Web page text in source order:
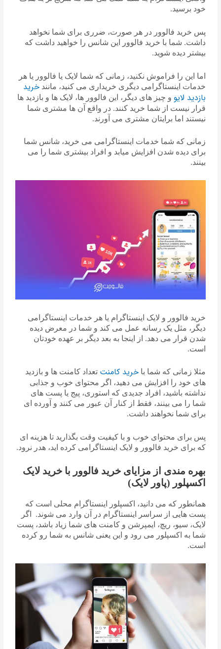
خود برسید.
پس خرید فالوور در هر صورت، ضرری برای شما نخواهد
داشت. شما با خرید فالوور این شانس را خواهید داشت که
بیشتر دیده شوید.
اما این را فراموش نکنید، زمانی که شما لایک یا فالوور یا هر
خدمات اینستاگرامی دیگری خریداری می کنید، مانندخرید
بازدید لایو و چیز های دیگر، این فالوور ها، لایک ها و بازدید ها
قرار نیست از شما خرید کنند. در واقع آن ها مشتری شما
نیستند اما برایتان مشتری می آورند.
زمانی که شما خدمات اینستاگرامی می خرید، شانس شما
برای دیده شدن افزایش میابد و افراد بیشتری شما را می
بینند.
خرید فالوور و لایک اینستاگرام یا هر خدمات اینستاگرامی
دیگر، مثل یک رسانه عمل می کند و شما در معرض دیده
شدن قرار می دهد. از اینجا به بعد دیگر بر عهده خودتان
است.
مثلا زمانی که شما باخرید کامنت تعداد کامنت ها و بازدید
های خود را افزایش می دهید، اگر محتوای خوب و جذابی
نداشته باشید، افراد جدیدی که استوری، پیج یا پست های
شما را می بینند، فقط از کنار آن عبور می کنند و آورده ای
برای شما نخواهند داشت.
پس برای محتوای خوب و با کیفیت وقت بگذارید تا هزینه ای
که برای خرید فالوور و لایک اینستاگرامی کرده اید، هدر نرود.
بهره مندی از مزایای خرید فالوور با خرید لایک
اکسپلور (پاور لایک)
همانطور که می دانید، اکسپلور اینستاگرام محلی است که
پست هایی از سراسر اینستاگرام در آن وارد می شوند. اگر
لایک، سیو، ریچ، ایمپرشن و کامنت های شما زیاد باشد، پست
شما به اکسپلور می رود و این یعنی شانس به شما رو کرده
است.